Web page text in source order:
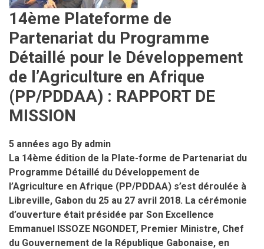
journée
portes
ouvertes
cpac
14ème Plateforme de
Partenariat du Programme
Détaillé pour le Développement
de l’Agriculture en Afrique
(PP/PDDAA) : RAPPORT DE
MISSION
5 années ago By admin
La 14ème édition de la Plate-forme de Partenariat du
Programme Détaillé du Développement de
l’Agriculture en Afrique (PP/PDDAA) s’est déroulée à
Libreville, Gabon du 25 au 27 avril 2018. La cérémonie
d’ouverture était présidée par Son Excellence
Emmanuel ISSOZE NGONDET, Premier Ministre, Chef
du Gouvernement de la République Gabonaise, en